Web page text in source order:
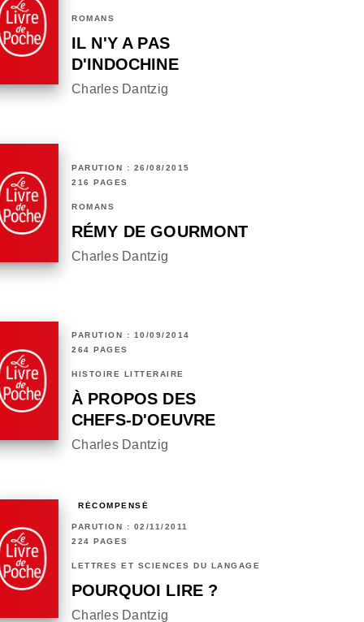
ROMANS
IL N'Y A PAS
D'INDOCHINE
Charles Dantzig
PARUTION : 26/08/2015
216 PAGES
ROMANS
RÉMY DE GOURMONT
Charles Dantzig
PARUTION : 10/09/2014
264 PAGES
HISTOIRE LITTÉRAIRE
À PROPOS DES
CHEFS-D'OEUVRE
Charles Dantzig
RÉCOMPENSÉ
PARUTION : 02/11/2011
224 PAGES
LETTRES ET SCIENCES DU LANGAGE
POURQUOI LIRE ?
Charles Dantzig